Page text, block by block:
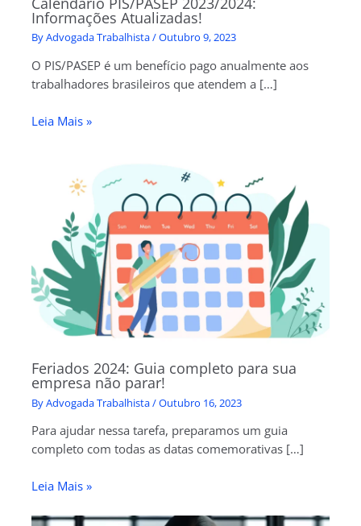
Informações Atualizadas!
ByAdvogada Trabalhista/Outubro 9, 2023
O PIS/PASEP é um benefício pago anualmente aos
trabalhadores brasileiros que atendem a […]
Leia Mais »
Feriados 2024: Guia completo para sua
empresa não parar!
ByAdvogada Trabalhista/Outubro 16, 2023
Para ajudar nessa tarefa, preparamos um guia
completo com todas as datas comemorativas […]
Leia Mais »